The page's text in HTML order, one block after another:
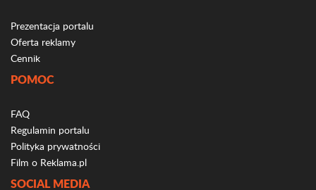
Prezentacja portalu
Oferta reklamy
Cennik
POMOC
FAQ
Regulamin portalu
Polityka prywatności
Film o Reklama.pl
SOCIAL MEDIA